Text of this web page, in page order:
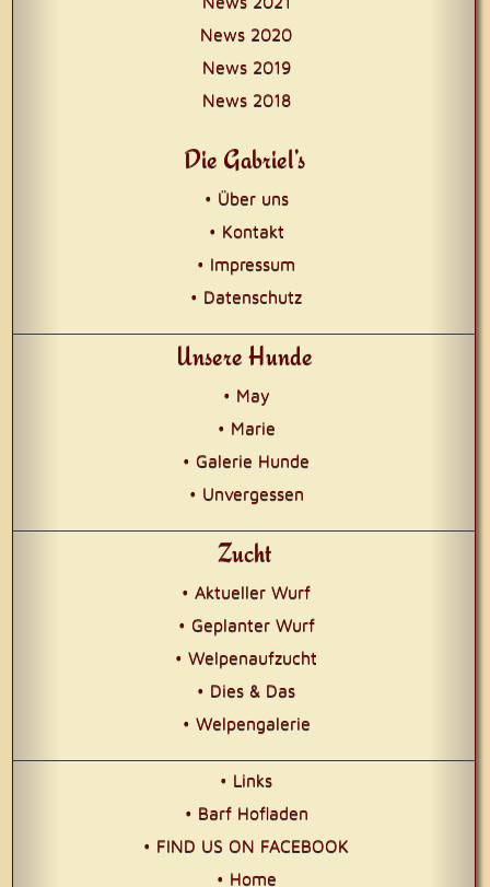
News 2020
News 2019
News 2018
Die Gabriel’s
• Über uns
• Kontakt
• Impressum
• Datenschutz
Unsere Hunde
• May
• Marie
• Galerie Hunde
• Unvergessen
Zucht
• Aktueller Wurf
• Geplanter Wurf
• Welpenaufzucht
• Dies & Das
• Welpengalerie
• Links
• Barf Hofladen
• FIND US ON FACEBOOK
• Home